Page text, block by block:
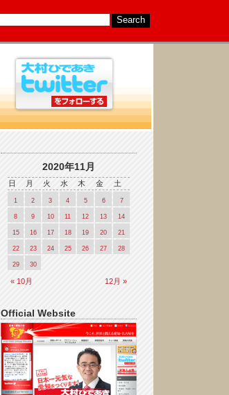
2020年11月
日 月 火 水 木 金 土
« 10月 12月 »
1 2 3 4 5 6 7
8 9 10 11 12 13 14
15 16 17 18 19 20 21
22 23 24 25 26 27 28
29 30
Official Website